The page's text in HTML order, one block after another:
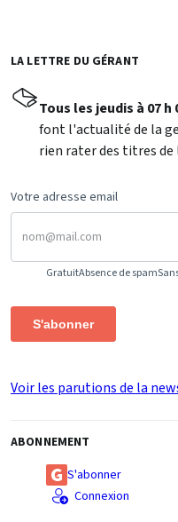
LA LETTRE DU GÉRANT
Tous les jeudis à 07 h
font l'actualité de la
rien rater des titres de
Votre adresse email
GratuitAbsence de spam
S'abonner
Voir les parutions de la
ABONNEMENT
S'abonner
Connexion